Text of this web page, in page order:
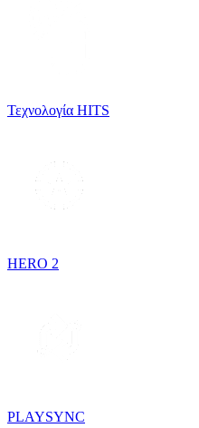
Τεχνολογία HITS
HERO 2
PLAYSYNC